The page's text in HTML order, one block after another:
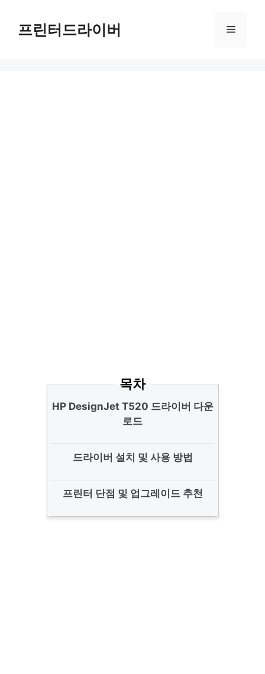
content프린터드라이버 Menu
목차
HP DesignJet T520 드라이버 다운
로드
드라이버 설치 및 사용 방법
프린터 단점 및 업그레이드 추천